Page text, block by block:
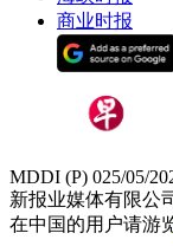
商业时报
MDDI (P) 025/05/
新报业媒体有限公
在中国的用户请游